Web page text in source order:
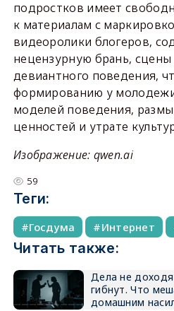
подростков имеет
к материалам с
видеоролики блогеров,
нецензурную брань, сцены
девиантного поведения,
формированию у
моделей поведения,
ценностей и утрате
Изображение: qwen.ai
59
Теги:
Госдума Интернет
Читать также:
Дела не
гибнут. Что
домашним